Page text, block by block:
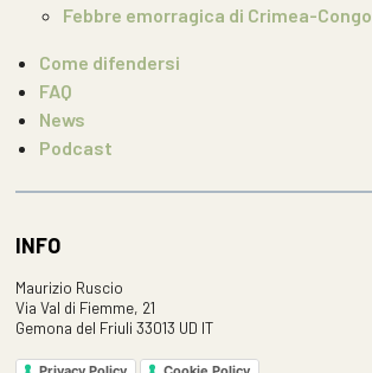
Febbre emorragica di Crimea-Congo
Come difendersi
FAQ
News
Podcast
INFO
Maurizio Ruscio
Via Val di Fiemme, 21
Gemona del Friuli 33013 UD IT